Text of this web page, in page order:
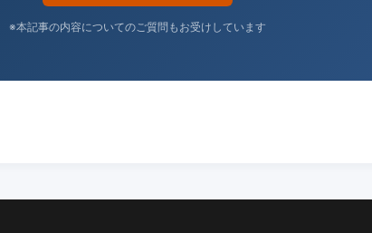
※本記事の内容についてのご質問もお受けしています